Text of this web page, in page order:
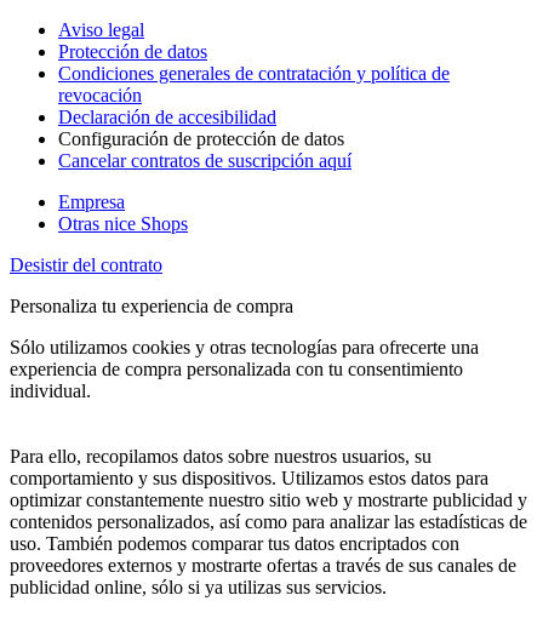
Aviso legal
Protección de datos
Condiciones generales de contratación y política de
revocación
Declaración de accesibilidad
Configuración de protección de datos
Cancelar contratos de suscripción aquí
Empresa
Otras nice Shops
Desistir del contrato
Personaliza tu experiencia de compra
Sólo utilizamos cookies y otras tecnologías para ofrecerte una
experiencia de compra personalizada con tu consentimiento
individual.
Para ello, recopilamos datos sobre nuestros usuarios, su
comportamiento y sus dispositivos. Utilizamos estos datos para
optimizar constantemente nuestro sitio web y mostrarte publicidad y
contenidos personalizados, así como para analizar las estadísticas de
uso. También podemos comparar tus datos encriptados con
proveedores externos y mostrarte ofertas a través de sus canales de
publicidad online, sólo si ya utilizas sus servicios.